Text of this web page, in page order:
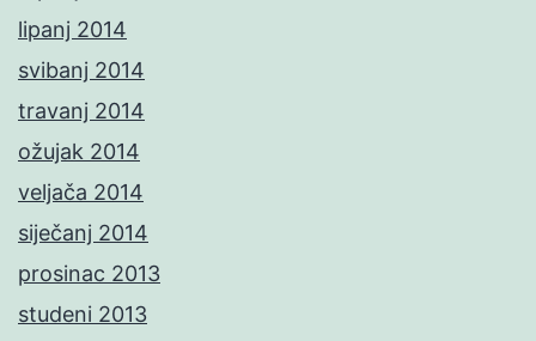
lipanj 2014
svibanj 2014
travanj 2014
ožujak 2014
veljača 2014
siječanj 2014
prosinac 2013
studeni 2013